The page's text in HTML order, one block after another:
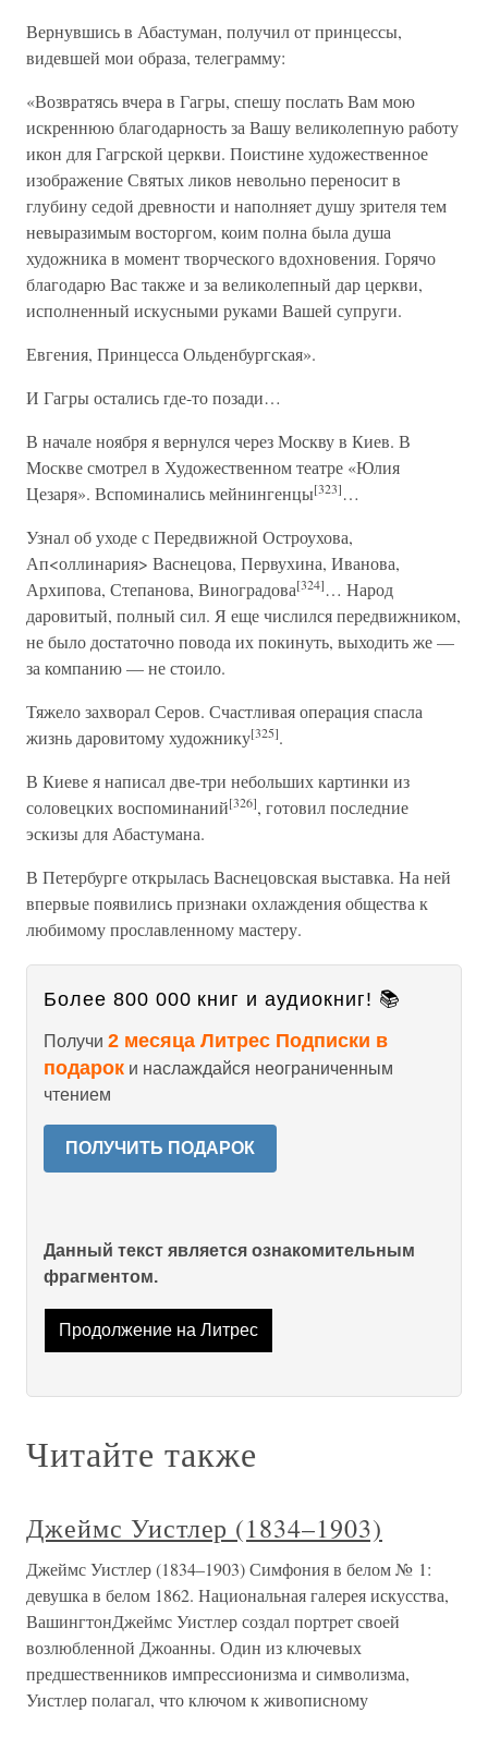
Вернувшись в Абастуман, получил от принцессы,
видевшей мои образа, телеграмму:
«Возвратясь вчера в Гагры, спешу послать Вам мою
искреннюю благодарность за Вашу великолепную работу
икон для Гагрской церкви. Поистине художественное
изображение Святых ликов невольно переносит в
глубину седой древности и наполняет душу зрителя тем
невыразимым восторгом, коим полна была душа
художника в момент творческого вдохновения. Горячо
благодарю Вас также и за великолепный дар церкви,
исполненный искусными руками Вашей супруги.
Евгения, Принцесса Ольденбургская».
И Гагры остались где-то позади…
В начале ноября я вернулся через Москву в Киев. В
Москве смотрел в Художественном театре «Юлия
Цезаря». Вспоминались мейнингенцы[323]…
Узнал об уходе с Передвижной Остроухова,
Ап<оллинария> Васнецова, Первухина, Иванова,
Архипова, Степанова, Виноградова[324]… Народ
даровитый, полный сил. Я еще числился передвижником,
не было достаточно повода их покинуть, выходить же —
за компанию — не стоило.
Тяжело захворал Серов. Счастливая операция спасла
жизнь даровитому художнику[325].
В Киеве я написал две-три небольших картинки из
соловецких воспоминаний[326], готовил последние
эскизы для Абастумана.
В Петербурге открылась Васнецовская выставка. На ней
впервые появились признаки охлаждения общества к
любимому прославленному мастеру.
Более 800 000 книг и аудиокниг! 📚
Получи 2 месяца Литрес Подписки в
подарок и наслаждайся неограниченным
чтением
ПОЛУЧИТЬ ПОДАРОК
Данный текст является ознакомительным
фрагментом.
Продолжение на Литрес
Читайте также
Джеймс Уистлер (1834–1903)
Джеймс Уистлер (1834–1903) Симфония в белом № 1:
девушка в белом 1862. Национальная галерея искусства,
ВашингтонДжеймс Уистлер создал портрет своей
возлюбленной Джоанны. Один из ключевых
предшественников импрессионизма и символизма,
Уистлер полагал, что ключом к живописному